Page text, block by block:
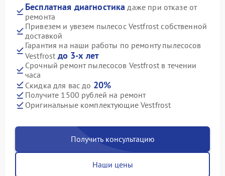
Бесплатная диагностика даже при отказе от
ремонта
Привезем и увезем пылесос Vestfrost собственной
доставкой
Гарантия на наши работы по ремонту пылесосов
Vestfrost до 3-х лет
Срочный ремонт пылесосов Vestfrost в течении
часа
Скидка для вас до 20%
Получите 1500 рублей на ремонт
Оригинальные комплектующие Vestfrost
Получить консультацию
Наши цены